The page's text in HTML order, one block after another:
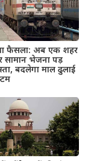
फैसला: अब एक शहर
सामान भेजना पड़
बदलेगा माल ढुलाई